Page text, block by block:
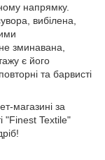
напрямку.
вибілена,
зминавана,
є його
та барвисті
магазині за
"Finest Textile"